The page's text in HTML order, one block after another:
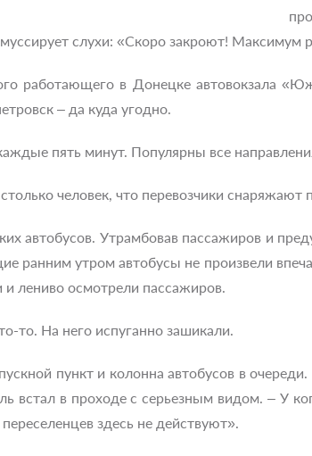
слухи: «Скоро закроют! Максимум
работающего в Донецке автовокзала
– да куда угодно.
пять минут. Популярны все
человек, что перевозчики снаряжают
автобусов. Утрамбовав пассажиров и
ранним утром автобусы не произвели
лениво осмотрели пассажиров.
то. На него испуганно зашикали.
пункт и колонна автобусов в
встал в проходе с серьезным видом. – У
здесь не действуют».